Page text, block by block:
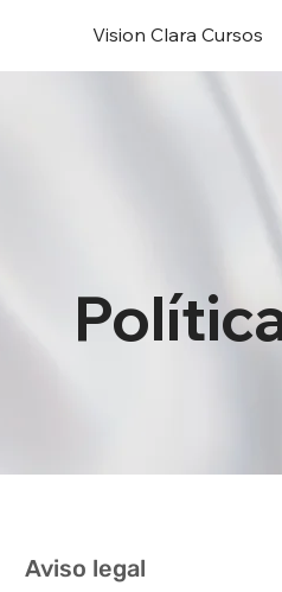
Vision Clara Cursos
Aviso legal